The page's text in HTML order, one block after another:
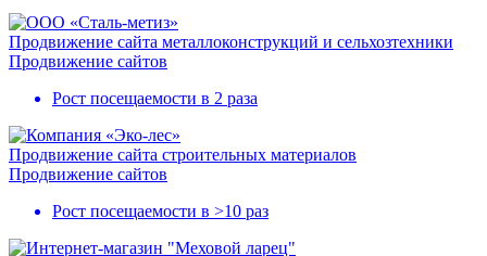
Продвижение сайта металлоконструкций и сельхозтехники
Продвижение сайтов
Рост посещаемости в 2 раза
Продвижение сайта строительных материалов
Продвижение сайтов
Рост посещаемости в >10 раз